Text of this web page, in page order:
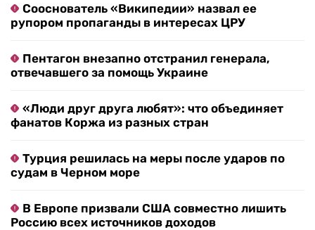
Сооснователь «Википедии» назвал ее
рупором пропаганды в интересах ЦРУ
Пентагон внезапно отстранил генерала,
отвечавшего за помощь Украине
«Люди друг друга любят»: что объединяет
фанатов Коржа из разных стран
Турция решилась на меры после ударов по
судам в Черном море
В Европе призвали США совместно лишить
Россию всех источников доходов